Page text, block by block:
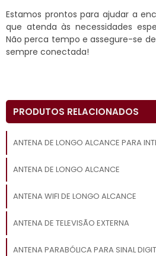
Estamos prontos para ajudar a
que atenda às necessidades
Não perca tempo e assegure-se
sempre conectada!
PRODUTOS RELACIONADOS
ANTENA DE LONGO ALCANCE PARA
ANTENA DE LONGO ALCANCE
ANTENA WIFI DE LONGO ALCANCE
ANTENA DE TELEVISÃO EXTERNA
ANTENA PARABÓLICA PARA SINAL